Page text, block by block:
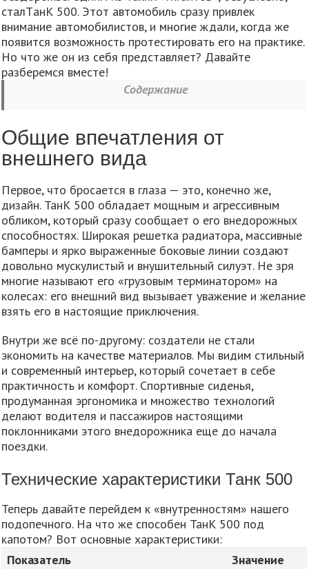
сталTанК 500. Этот автомобиль сразу привлек
внимание автомобилистов, и многие ждали, когда же
появится возможность протестировать его на практике.
Но что же он из себя представляет? Давайте
разберемся вместе!
Содержание
Общие впечатления от
внешнего вида
Первое, что бросается в глаза — это, конечно же,
дизайн. ТанК 500 обладает мощным и агрессивным
обликом, который сразу сообщает о его внедорожных
способностях. Широкая решетка радиатора, массивные
бамперы и ярко выраженные боковые линии создают
довольно мускулистый и внушительный силуэт. Не зря
многие называют его «грузовым терминатором» на
колесах: его внешний вид вызывает уважение и желание
взять его в настоящие приключения.
Внутри же всё по-другому: создатели не стали
экономить на качестве материалов. Мы видим стильный
и современный интерьер, который сочетает в себе
практичность и комфорт. Спортивные сиденья,
продуманная эргономика и множество технологий
делают водителя и пассажиров настоящими
поклонниками этого внедорожника еще до начала
поездки.
Технические характеристики Танк 500
Теперь давайте перейдем к «внутренностям» нашего
подопечного. На что же способен ТанК 500 под
капотом? Вот основные характеристики:
Показатель
Значение